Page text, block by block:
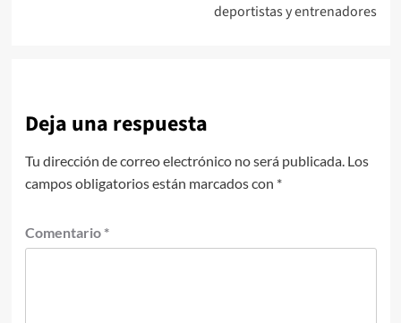
deportistas y entrenadores
Deja una respuesta
Tu dirección de correo electrónico no será publicada. Los
campos obligatorios están marcados con *
Comentario *